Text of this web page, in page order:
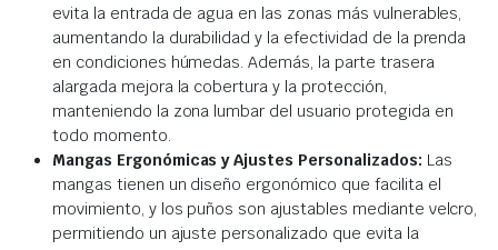
evita la entrada de agua en las zonas más vulnerables,
aumentando la durabilidad y la efectividad de la prenda
en condiciones húmedas. Además, la parte trasera
alargada mejora la cobertura y la protección,
manteniendo la zona lumbar del usuario protegida en
todo momento.
Mangas Ergonómicas y Ajustes Personalizados: Las
mangas tienen un diseño ergonómico que facilita el
movimiento, y los puños son ajustables mediante velcro,
permitiendo un ajuste personalizado que evita la